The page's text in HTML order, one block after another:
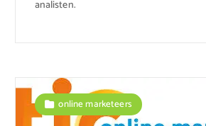
analisten.
online marketeers